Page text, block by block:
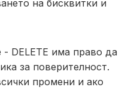
на бисквитки и
- DELETE има право да
за поверителност.
промени и ако